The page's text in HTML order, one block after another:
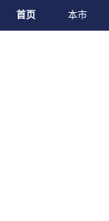
首页 本市